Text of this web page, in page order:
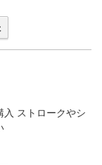
入 ストロークやシ